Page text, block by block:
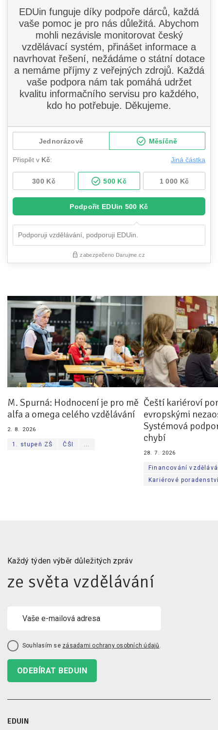
M. Spurná: Hodnocení je pro mě
alfa a omega celého vzdělávání
2. 8. 2026
1. stupeň ZŠ ČŠI
Čeští kariéroví
evropskými
Systémová
chybí
28. 7. 2026
Financování
Kariérové
Každý týden výběr důležitých zpráv
ze světa vzdělávání
Souhlasím se zásadami ochrany osobních údajů
ODEBÍRAT BEDUIN
EDUIN